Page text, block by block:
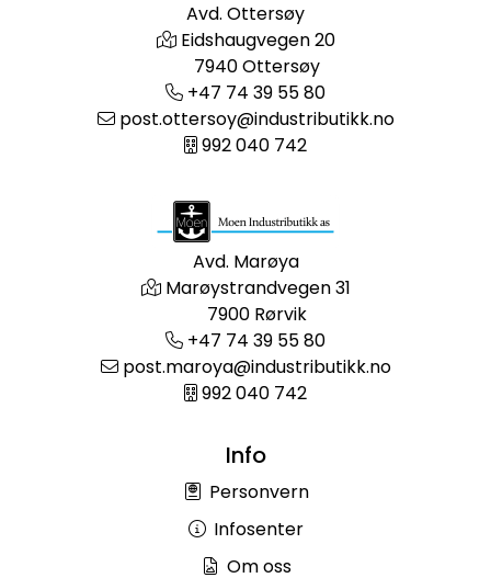
Avd. Ottersøy
Eidshaugvegen 20
7940 Ottersøy
+47 74 39 55 80
post.ottersoy@industributikk.no
992 040 742
Avd. Marøya
Marøystrandvegen 31
7900 Rørvik
+47 74 39 55 80
post.maroya@industributikk.no
992 040 742
Info
Personvern
Infosenter
Om oss